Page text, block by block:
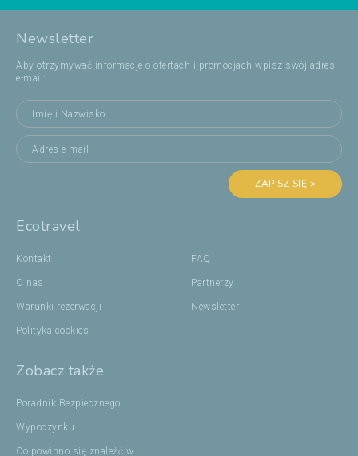
Newsletter
Aby otrzymywać informacje o ofertach i promocjach wpisz swój adres
e-mail:
ZAPISZ SIĘ >
Ecotravel
Kontakt
O nas
Warunki rezerwacji
Polityka cookies
FAQ
Partnerzy
Newsletter
Zobacz także
Poradnik Bezpiecznego
Wypoczynku
Co powinno się znaleźć w